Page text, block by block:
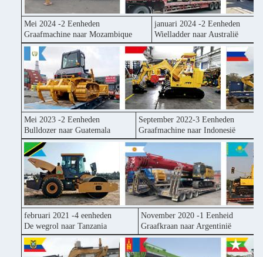
Mei 2024 -2 Eenheden
Graafmachine naar Mozambique
januari 2024 -2 Eenheden
Wielladder naar Australië
Mei 2023 -2 Eenheden
Bulldozer naar Guatemala
September 2022-3 Eenheden
Graafmachine naar Indonesië
februari 2021 -4 eenheden
De wegrol naar Tanzania
November 2020 -1 Eenheid
Graafkraan naar Argentinië